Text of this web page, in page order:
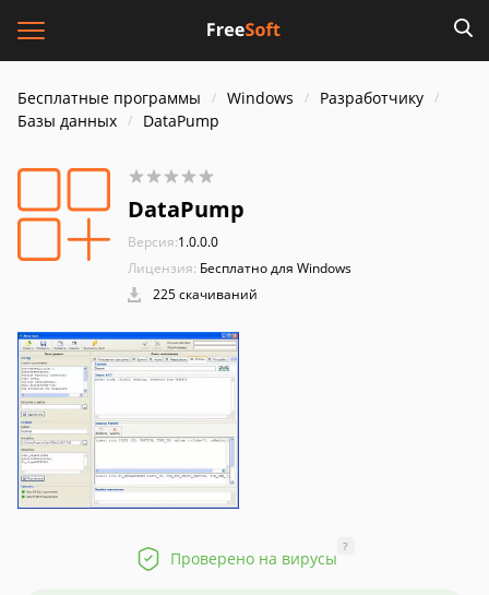
Бесплатные программы Windows
Разработчику
Базы данных
DataPump
DataPump
Версия:1.0.0.0
Лицензия: Бесплатно для Windows
225 скачиваний
Проверено на вирусы
?